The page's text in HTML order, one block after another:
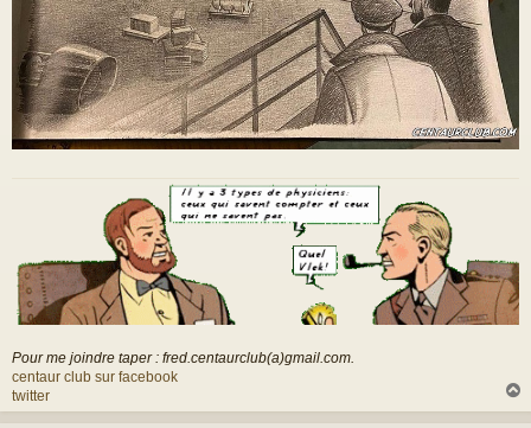
Pour me joindre taper : fred.centaurclub(a)gmail.com.
centaur club sur facebook
twitter
a